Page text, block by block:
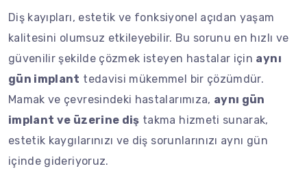
Diş kayıpları, estetik ve fonksiyonel açıdan yaşam
kalitesini olumsuz etkileyebilir. Bu sorunu en hızlı ve
güvenilir şekilde çözmek isteyen hastalar için aynı
gün implant tedavisi mükemmel bir çözümdür.
Mamak ve çevresindeki hastalarımıza, aynı gün
implant ve üzerine diş takma hizmeti sunarak,
estetik kaygılarınızı ve diş sorunlarınızı aynı gün
içinde gideriyoruz.